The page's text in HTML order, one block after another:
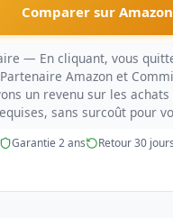
Comparer sur Amazon
— En cliquant, vous
Amazon et
un revenu sur les
sans surcoût pour
Garantie 2 ans Retour 30 jours